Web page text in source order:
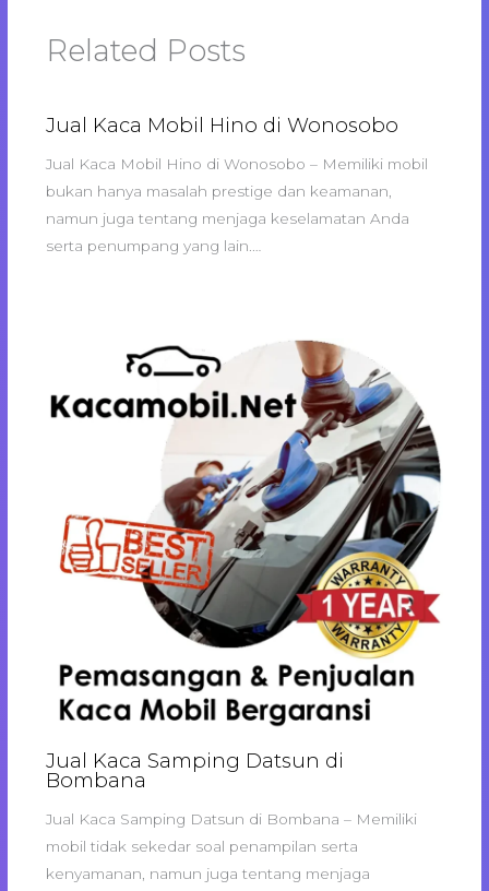
Related Posts
Jual Kaca Mobil Hino di Wonosobo
Jual Kaca Mobil Hino di Wonosobo – Memiliki mobil
bukan hanya masalah prestige dan keamanan,
namun juga tentang menjaga keselamatan Anda
serta penumpang yang lain.…
Jual Kaca Samping Datsun di
Bombana
Jual Kaca Samping Datsun di Bombana – Memiliki
mobil tidak sekedar soal penampilan serta
kenyamanan, namun juga tentang menjaga